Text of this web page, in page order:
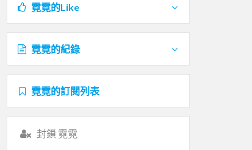
霓霓的Like
霓霓的紀錄
霓霓的訂閱列表
封鎖 霓霓